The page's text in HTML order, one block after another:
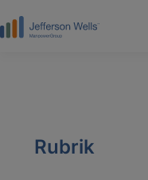
Rubrik